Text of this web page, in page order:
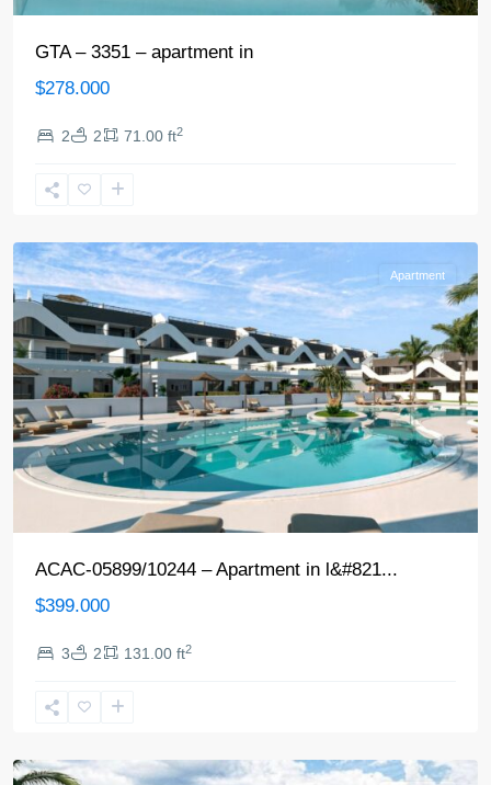
GTA – 3351 – apartment in
$278.000
2 2 71.00 ft2
del
Apartment
ACAC-05899/10244 – Apartment in l&#821...
$399.000
3 2 131.00 ft2
del